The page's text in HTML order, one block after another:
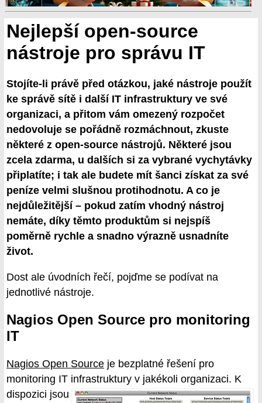
Nejlepší open-source
nástroje pro správu IT
Stojíte-li právě před otázkou, jaké nástroje použít
ke správě sítě i další IT infrastruktury ve své
organizaci, a přitom vám omezený rozpočet
nedovoluje se pořádně rozmáchnout, zkuste
některé z open-source nástrojů. Některé jsou
zcela zdarma, u dalších si za vybrané vychytávky
připlatíte; i tak ale budete mít šanci získat za své
peníze velmi slušnou protihodnotu. A co je
nejdůležitější – pokud zatím vhodný nástroj
nemáte, díky těmto produktům si nejspíš
poměrně rychle a snadno výrazně usnadníte
život.
Dost ale úvodních řečí, pojďme se podívat na
jednotlivé nástroje.
Nagios Open Source pro monitoring
IT
Nagios Open Source je bezplatné řešení pro
monitoring IT infrastruktury v jakékoli organizaci. K
dispozici jsou